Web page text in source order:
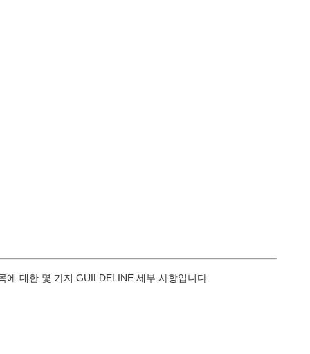
대한 몇 가지 GUILDELINE 세부 사항입니다.